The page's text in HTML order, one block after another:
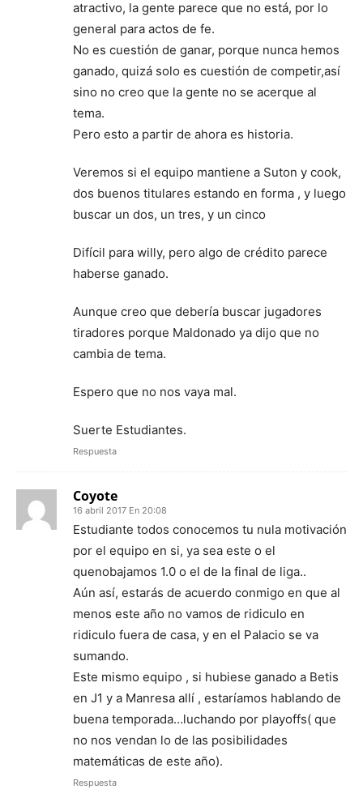
atractivo, la gente parece que no está, por lo
general para actos de fe.
No es cuestión de ganar, porque nunca hemos
ganado, quizá solo es cuestión de competir,así
sino no creo que la gente no se acerque al
tema.
Pero esto a partir de ahora es historia.
Veremos si el equipo mantiene a Suton y cook,
dos buenos titulares estando en forma , y luego
buscar un dos, un tres, y un cinco
Difícil para willy, pero algo de crédito parece
haberse ganado.
Aunque creo que debería buscar jugadores
tiradores porque Maldonado ya dijo que no
cambia de tema.
Espero que no nos vaya mal.
Suerte Estudiantes.
Respuesta
Coyote
16 abril 2017 En 20:08
Estudiante todos conocemos tu nula motivación
por el equipo en si, ya sea este o el
quenobajamos 1.0 o el de la final de liga..
Aún así, estarás de acuerdo conmigo en que al
menos este año no vamos de ridiculo en
ridiculo fuera de casa, y en el Palacio se va
sumando.
Este mismo equipo , si hubiese ganado a Betis
en J1 y a Manresa allí , estaríamos hablando de
buena temporada…luchando por playoffs( que
no nos vendan lo de las posibilidades
matemáticas de este año).
Respuesta